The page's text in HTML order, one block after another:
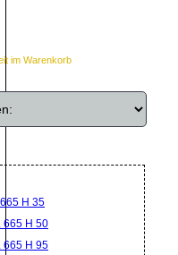
im Warenkorb
H 35
665 H 50
665 H 95